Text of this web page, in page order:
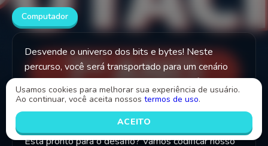
Computador
Desvende o universo dos bits e bytes! Neste
percurso, você será transportado para um cenário
onde a construção de algoritmos se transforma em
uma emocionante aventura. Explore as entranhas da
computação, desenvolva habilidades analíticas e
domine os segredos do pensamento computacional.
Está pronto para o desafio? Vamos codificar nosso
Usamos cookies para melhorar sua experiência de usuário.
Ao continuar, você aceita nossos termos de uso.
ACEITO